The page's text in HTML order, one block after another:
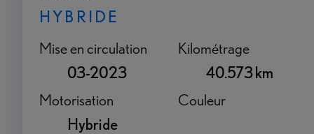
HYBRIDE
Mise en circulation
03-2023
Kilométrage
40.573 km
Motorisation
Hybride
Couleur